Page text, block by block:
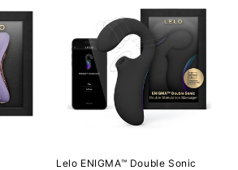
Lelo ENIGMA™ Double Sonic